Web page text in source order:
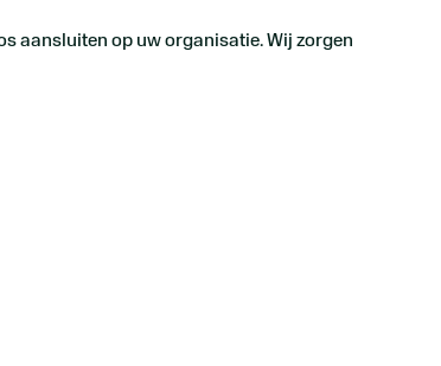
aansluiten op uw organisatie. Wij zorgen